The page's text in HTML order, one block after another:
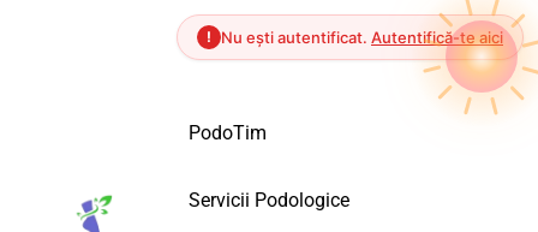
PodoTim
Servicii Podologice
! Nu ești autentificat. Autentifică-te aici